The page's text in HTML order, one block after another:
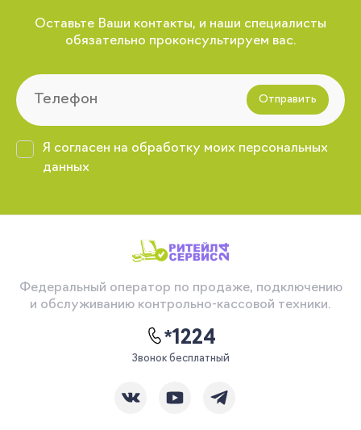
Оставьте Ваши контакты, и наши специалисты
обязательно проконсультируем вас.
Отправить
Я согласен на обработку моих персональных
данных
Федеральный оператор по продаже, подключению
и обслуживанию контрольно-кассовой техники.
*1224
Звонок бесплатный